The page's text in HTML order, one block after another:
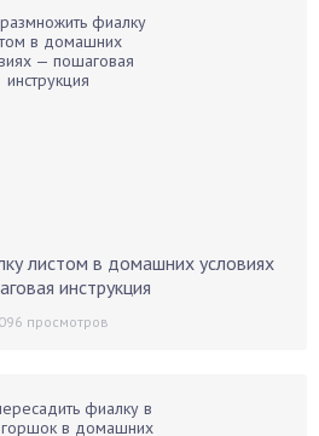
листом в домашних условиях
инструкция
просмотров